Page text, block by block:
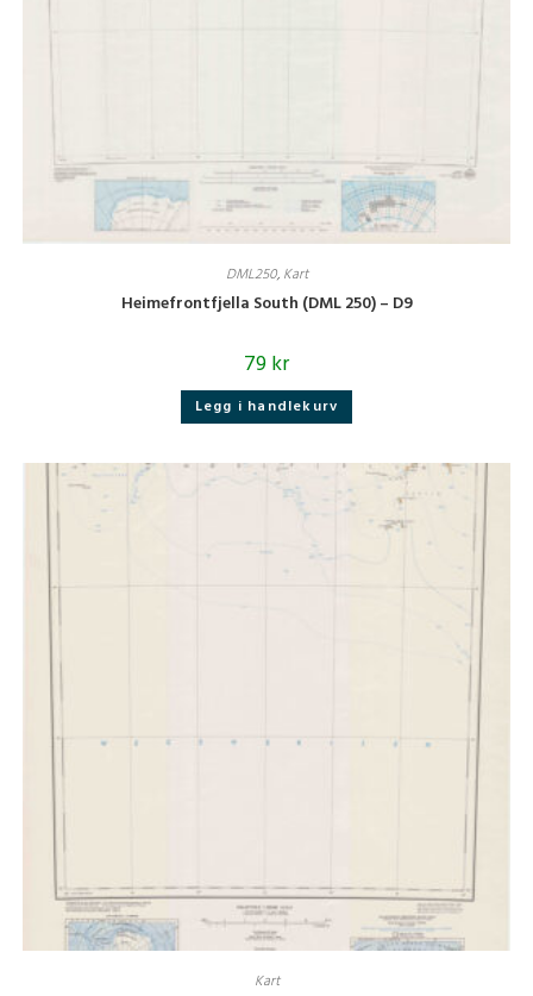
DML250, Kart
Heimefrontfjella South (DML 250) – D9
79kr
Legg i handlekurv
Kart